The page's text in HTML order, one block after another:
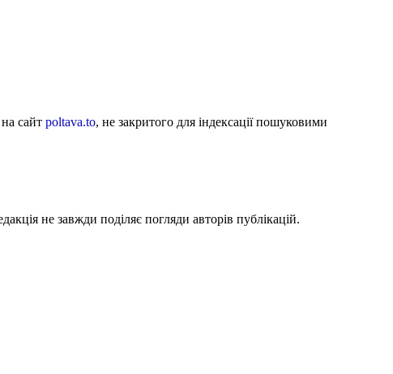
сайт poltava.to, не закритого для індексації пошуковими
не завжди поділяє погляди авторів публікацій.